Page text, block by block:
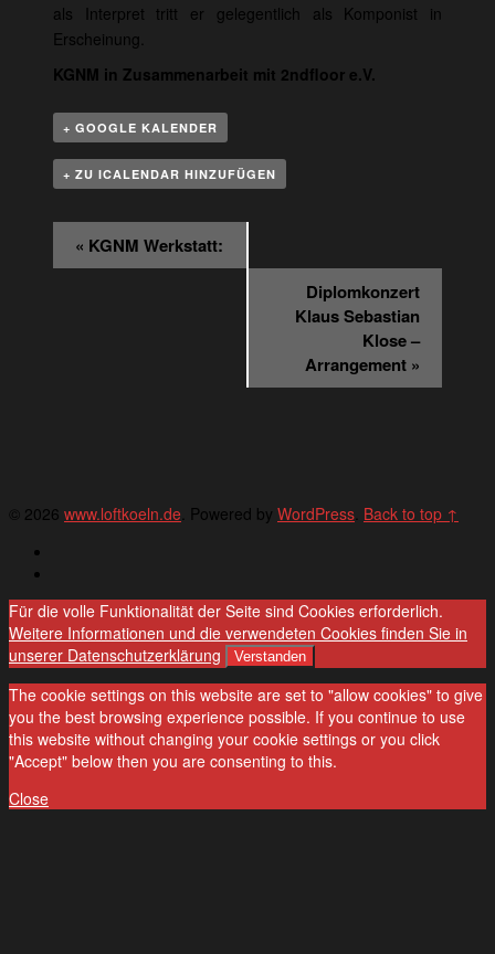
als Interpret tritt er gelegentlich als Komponist in
Erscheinung.
KGNM in Zusammenarbeit mit 2ndfloor e.V.
+ GOOGLE KALENDER
+ ZU ICALENDAR HINZUFÜGEN
Veranstaltung
Navigation
« KGNM Werkstatt:
Diplomkonzert
Klaus Sebastian
Klose –
Arrangement »
© 2026 www.loftkoeln.de . Powered by WordPress Back to top ↑
Für die volle Funktionalität der Seite sind Cookies erforderlich.
Weitere Informationen und die verwendeten Cookies finden Sie in
unserer Datenschutzerklärung
Verstanden
The cookie settings on this website are set to "allow cookies" to give
you the best browsing experience possible. If you continue to use
this website without changing your cookie settings or you click
"Accept" below then you are consenting to this.
Close